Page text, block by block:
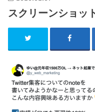
スクリーンショッ